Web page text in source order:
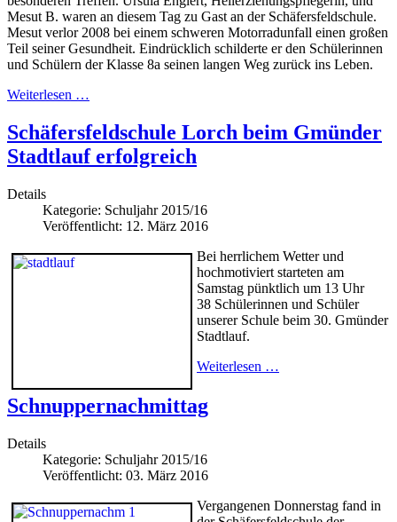
Mesut B. waren an diesem Tag zu Gast an der Schäfersfeldschule.
Mesut verlor 2008 bei einem schweren Motorradunfall einen großen
Teil seiner Gesundheit. Eindrücklich schilderte er den Schülerinnen
und Schülern der Klasse 8a seinen langen Weg zurück ins Leben.
Weiterlesen …
Schäfersfeldschule Lorch beim Gmünder
Stadtlauf erfolgreich
Details
Kategorie: Schuljahr 2015/16
Veröffentlicht: 12. März 2016
Bei herrlichem Wetter und
hochmotiviert starteten am
Samstag pünktlich um 13 Uhr
38 Schülerinnen und Schüler
unserer Schule beim 30. Gmünder
Stadtlauf.
Weiterlesen …
Schnuppernachmittag
Details
Kategorie: Schuljahr 2015/16
Veröffentlicht: 03. März 2016
Vergangenen Donnerstag fand in